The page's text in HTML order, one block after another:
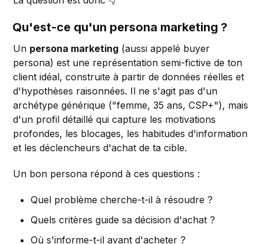
Qu'est-ce qu'un persona marketing ?
Un persona marketing (aussi appelé buyer
persona) est une représentation semi-fictive de ton
client idéal, construite à partir de données réelles et
d'hypothèses raisonnées. Il ne s'agit pas d'un
archétype générique ("femme, 35 ans, CSP+"), mais
d'un profil détaillé qui capture les motivations
profondes, les blocages, les habitudes d'information
et les déclencheurs d'achat de ta cible.
Un bon persona répond à ces questions :
Quel problème cherche-t-il à résoudre ?
Quels critères guide sa décision d'achat ?
Où s'informe-t-il avant d'acheter ?